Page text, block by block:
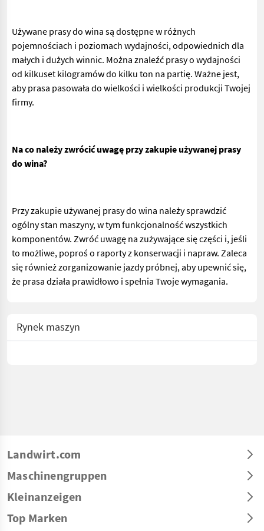
Używane prasy do wina są dostępne w różnych
pojemnościach i poziomach wydajności, odpowiednich dla
małych i dużych winnic. Można znaleźć prasy o wydajności
od kilkuset kilogramów do kilku ton na partię. Ważne jest,
aby prasa pasowała do wielkości i wielkości produkcji Twojej
firmy.
Na co należy zwrócić uwagę przy zakupie używanej prasy
do wina?
Przy zakupie używanej prasy do wina należy sprawdzić
ogólny stan maszyny, w tym funkcjonalność wszystkich
komponentów. Zwróć uwagę na zużywające się części i, jeśli
to możliwe, poproś o raporty z konserwacji i napraw. Zaleca
się również zorganizowanie jazdy próbnej, aby upewnić się,
że prasa działa prawidłowo i spełnia Twoje wymagania.
Rynek maszyn
Landwirt.com
Maschinengruppen
Kleinanzeigen
Top Marken